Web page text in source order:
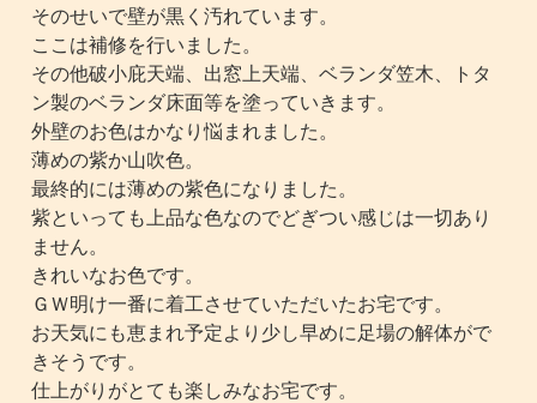
そのせいで壁が黒く汚れています。
ここは補修を行いました。
その他破小庇天端、出窓上天端、ベランダ笠木、トタ
ン製のベランダ床面等を塗っていきます。
外壁のお色はかなり悩まれました。
薄めの紫か山吹色。
最終的には薄めの紫色になりました。
紫といっても上品な色なのでどぎつい感じは一切あり
ません。
きれいなお色です。
ＧＷ明け一番に着工させていただいたお宅です。
お天気にも恵まれ予定より少し早めに足場の解体がで
きそうです。
仕上がりがとても楽しみなお宅です。